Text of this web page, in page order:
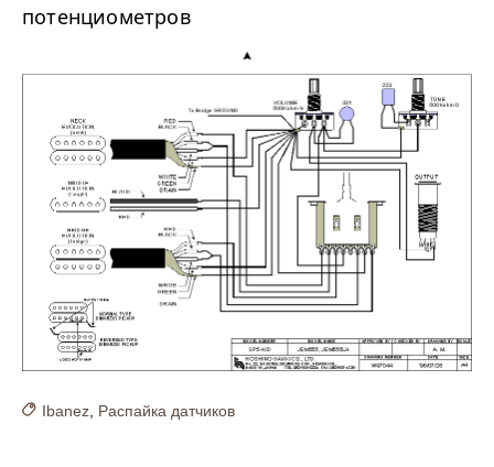
потенциометров
Ibanez Распайка датчиков